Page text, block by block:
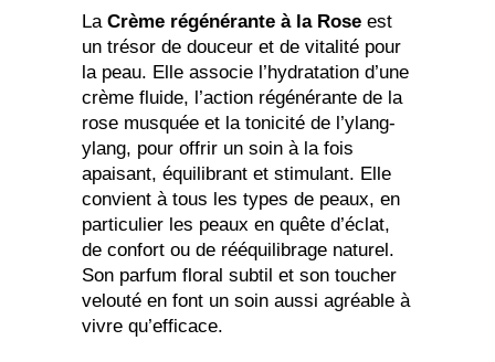
La Crème régénérante à la Rose est
un trésor de douceur et de vitalité pour
la peau. Elle associe l’hydratation d’une
crème fluide, l’action régénérante de la
rose musquée et la tonicité de l’ylang-
ylang, pour offrir un soin à la fois
apaisant, équilibrant et stimulant. Elle
convient à tous les types de peaux, en
particulier les peaux en quête d’éclat,
de confort ou de rééquilibrage naturel.
Son parfum floral subtil et son toucher
velouté en font un soin aussi agréable à
vivre qu’efficace.